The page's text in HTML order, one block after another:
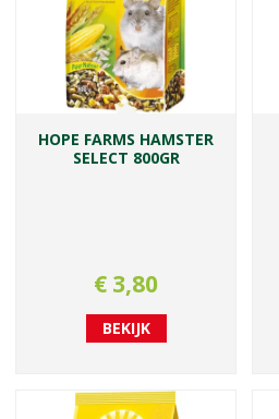
HOPE FARMS HAMSTER
SELECT 800GR
€ 3,80
BEKIJK